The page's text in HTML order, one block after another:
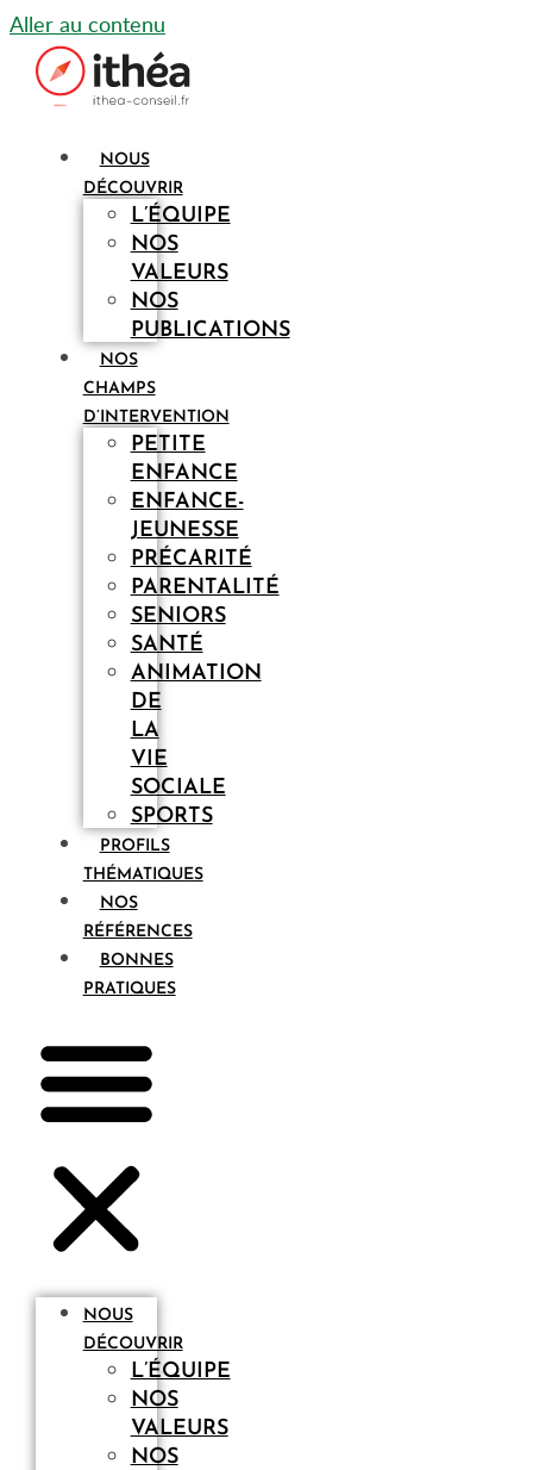
Aller au contenu
NOUS
DÉCOUVRIR
L’ÉQUIPE
NOS
VALEURS
NOS
PUBLICATIONS
NOS
CHAMPS
D’INTERVENTION
PETITE
ENFANCE
ENFANCE-
JEUNESSE
PRÉCARITÉ
PARENTALITÉ
SENIORS
SANTÉ
ANIMATION
DE
LA
VIE
SOCIALE
SPORTS
PROFILS
THÉMATIQUES
NOS
RÉFÉRENCES
BONNES
PRATIQUES
NOUS
DÉCOUVRIR
L’ÉQUIPE
NOS
VALEURS
NOS